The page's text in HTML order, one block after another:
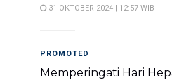
31 OKTOBER 2024 | 12:57 WIB
PROMOTED
Memperingati Hari